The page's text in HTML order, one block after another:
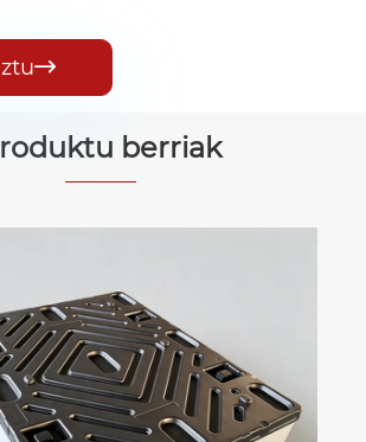

berriak
Honeycomb Board Automozio
Ontziak babesteko
ikusi >>